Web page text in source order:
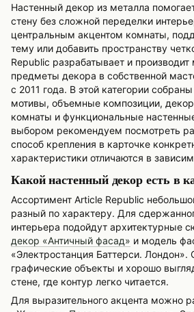
Настенный декор из металла
стену без сложной переделки
центральным акцентом комнаты,
тему или добавить пространству
Republic разрабатывает и производит
предметы декора в собственной
с 2011 года. В этой категории
мотивы, объемные композиции,
комнаты и функциональные
выбором рекомендуем посмотреть
способ крепления в карточке
характеристики отличаются в
Какой настенный декор есть в
Ассортимент Article Republic
разный по характеру. Для
интерьера подойдут архитектурные
декор «Античный фасад» и модель
«Электростанция Баттерси. Лондон».
графические объекты и хорошо
стене, где контур легко читается.
Для выразительного акцента можно